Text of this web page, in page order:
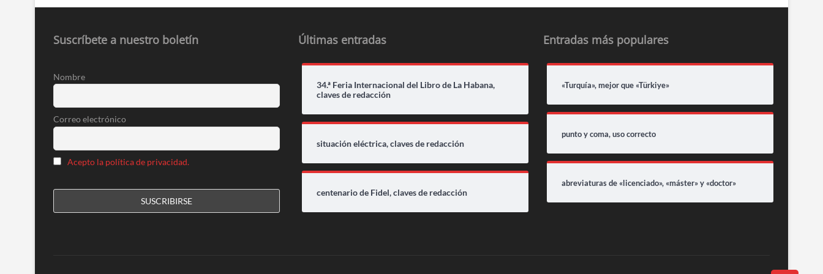
Suscríbete a nuestro boletín
Nombre
Correo electrónico
Acepto la política de privacidad.
Últimas entradas
34.ª Feria Internacional del Libro de La Habana,
claves de redacción
situación eléctrica, claves de redacción
centenario de Fidel, claves de redacción
Entradas más populares
«Turquía», mejor que «Türkiye»
punto y coma, uso correcto
abreviaturas de «licenciado», «máster» y «doctor»